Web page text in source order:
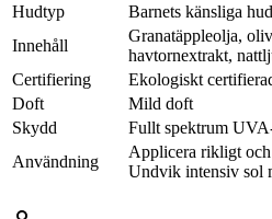
Hudtyp
Barnets känsliga hud
Innehåll
Granatäppleolja,
havtornextrakt,
Certifiering
Ekologiskt
Doft
Mild doft
Skydd
Fullt spektrum
Användning
Applicera rikligt
Undvik intensiv sol